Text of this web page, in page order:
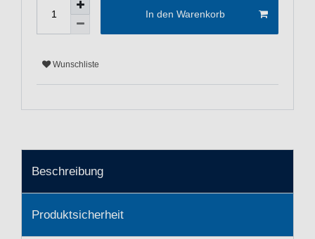
In den Warenkorb
Wunschliste
Beschreibung
Produktsicherheit